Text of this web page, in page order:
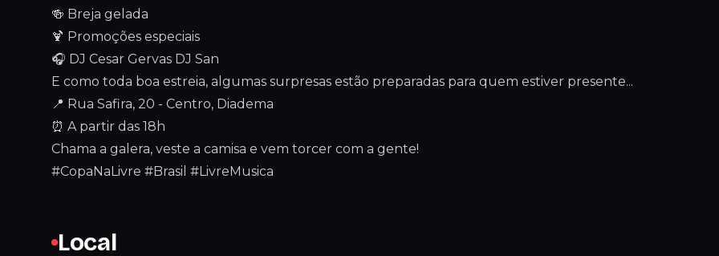
🍻 Breja gelada
🍹 Promoções especiais
🎧 DJ Cesar Gervas DJ San
E como toda boa estreia, algumas surpresas estão preparadas para quem estiver presente...
📍 Rua Safira, 20 - Centro, Diadema
⏰ A partir das 18h
Chama a galera, veste a camisa e vem torcer com a gente!
#CopaNaLivre #Brasil #LivreMusica
Local